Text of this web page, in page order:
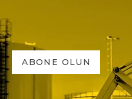
ABONE OLUN